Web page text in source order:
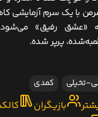
شرمن با یک سرم
«عشق رفیق»
پرپر شده.
تخیلی کمدی
بازیگران